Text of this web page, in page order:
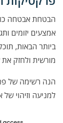
הבטחת אבטחה
אמצעים יזומים
ביותר הבאות,
מורשית ולחזק
הנה רשימה של
למניעה וזיהוי